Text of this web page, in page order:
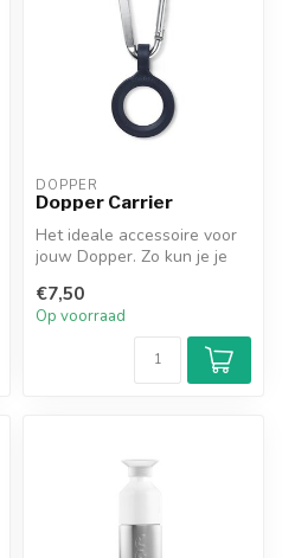
DOPPER
Dopper Carrier
Het ideale accessoire voor
jouw Dopper. Zo kun je je
of...
€7,50
Op voorraad